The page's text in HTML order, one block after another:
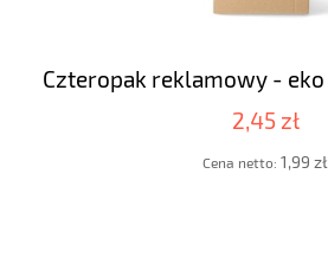
Czteropak reklamowy - eko
2,45 zł
Cena netto: 1,99 zł